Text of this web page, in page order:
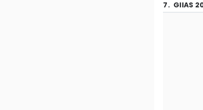
7. GIIAS